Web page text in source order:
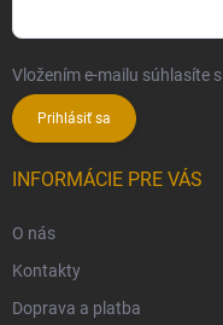
Vložením e-mailu súhlasíte s
Prihlásiť sa
INFORMÁCIE PRE VÁS
O nás
Kontakty
Doprava a platba